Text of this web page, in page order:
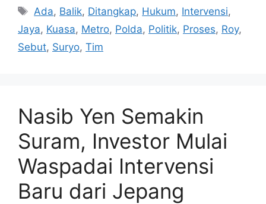
Tag
Ada, Balik, Ditangkap, Hukum, Intervensi,
Jaya, Kuasa, Metro, Polda, Politik, Proses, Roy,
Sebut, Suryo, Tim
Nasib Yen Semakin
Suram, Investor Mulai
Waspadai Intervensi
Baru dari Jepang